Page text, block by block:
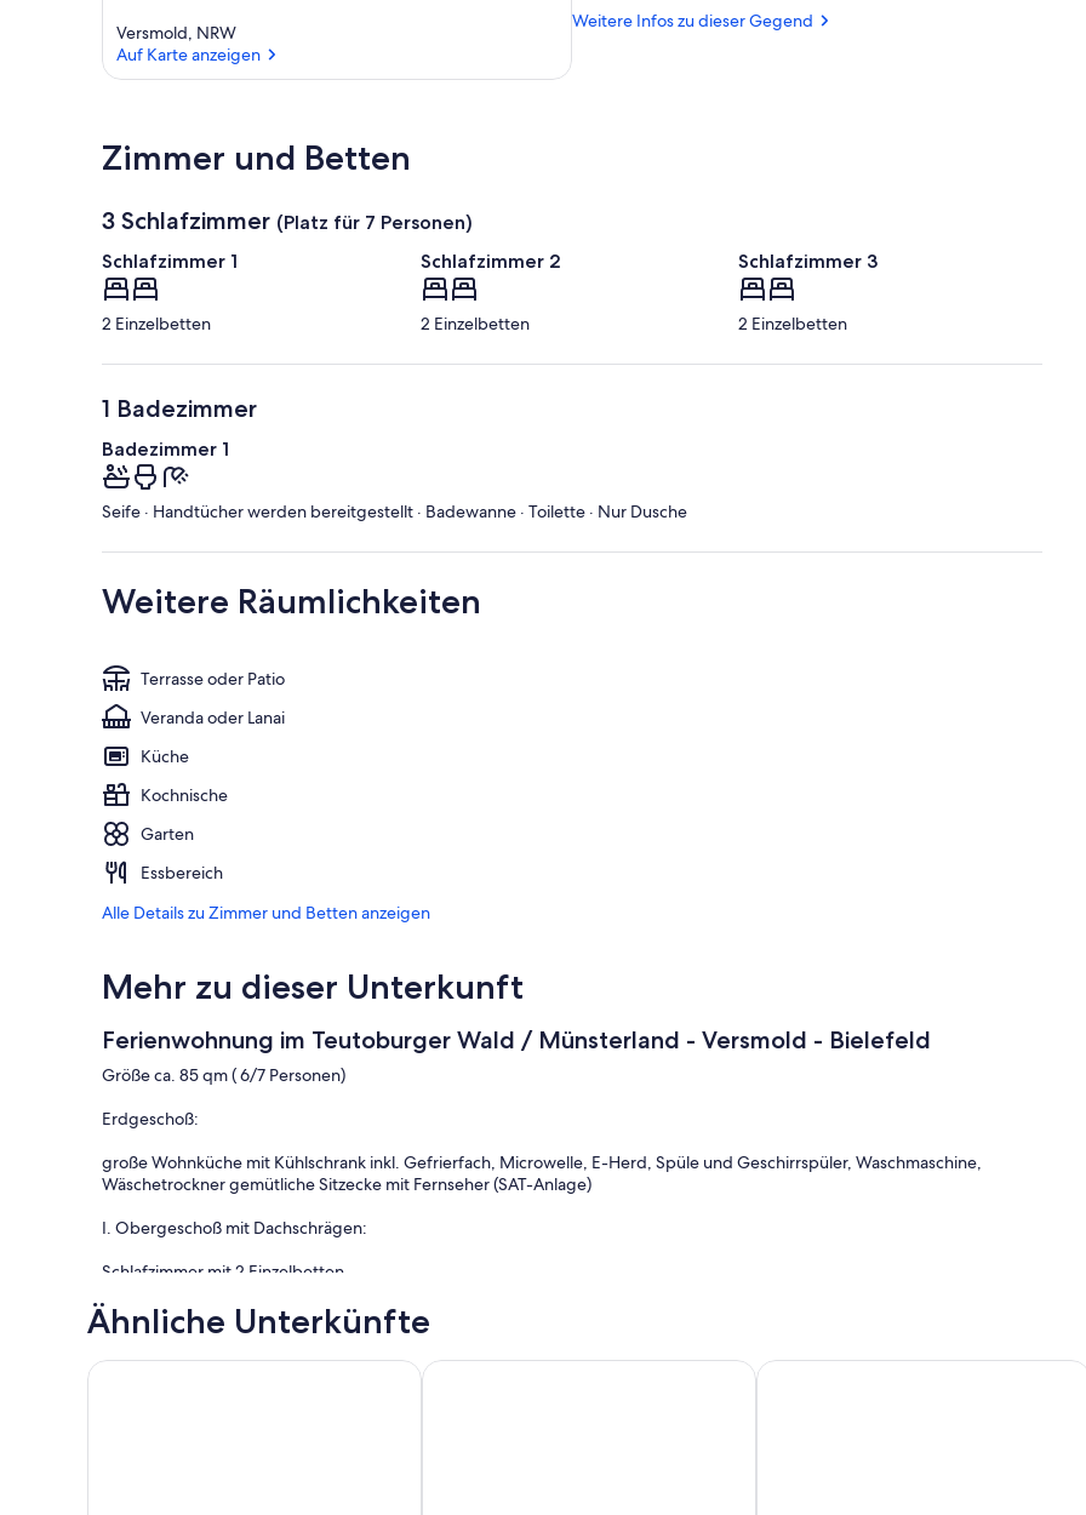
Versmold, NRW
Auf Karte anzeigen
Münster-
Weitere Infos zu dieser Gegend
Zimmer und Betten
3 Schlafzimmer (Platz für 7 Personen)
Schlafzimmer 1
2 Einzelbetten
Schlafzimmer 2
2 Einzelbetten
Schlafzimmer 3
2 Einzelbetten
1 Badezimmer
Badezimmer 1
Seife · Handtücher werden bereitgestellt · Badewanne · Toilette · Nur Dusche
Weitere Räumlichkeiten
Terrasse oder Patio
Veranda oder Lanai
Küche
Kochnische
Garten
Essbereich
Alle Details zu Zimmer und Betten anzeigen
Mehr zu dieser Unterkunft
Ferienwohnung im Teutoburger Wald / Münsterland - Versmold - Bielefeld
Größe ca. 85 qm ( 6/7 Personen)
Erdgeschoß:
große Wohnküche mit Kühlschrank inkl. Gefrierfach, Microwelle, E-Herd, Spüle und Geschirrspüler, Waschmaschine,
Wäschetrockner gemütliche Sitzecke mit Fernseher (SAT-Anlage)
I. Obergeschoß mit Dachschrägen:
Schlafzimmer mit 2 Einzelbetten
Schlafraum mit 2 Einzelbetten
Bad, WC, Badewanne und separate Dusche
Abstellraum
Ähnliche Unterkünfte
Neues charmantes Fachwerkhaus am See im idyllischen Münsterland
Erholung pur auf dem verwunschenen PfauenhofBusiness Apartment -